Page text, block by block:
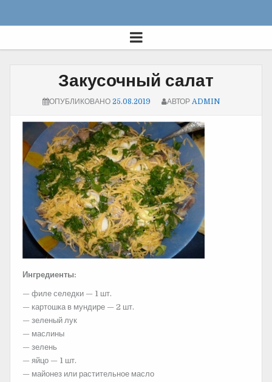
Закусочный салат
ОПУБЛИКОВАНО 25.08.2019 АВТОР ADMIN
Ингредиенты:
— филе селедки — 1 шт.
— картошка в мундире — 2 шт.
— зеленый лук
— маслины
— зелень
— яйцо — 1 шт.
— майонез или растительное масло